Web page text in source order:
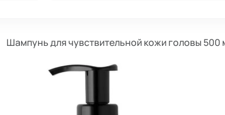
Шампунь для чувствительной кожи головы 500